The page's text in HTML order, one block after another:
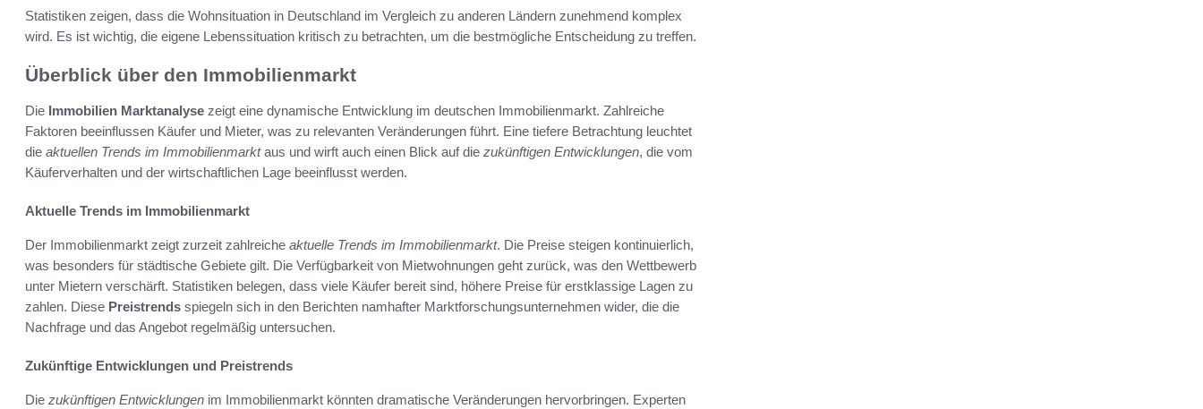
Statistiken zeigen, dass die Wohnsituation in Deutschland im Vergleich zu anderen Ländern zunehmend komplex
wird. Es ist wichtig, die eigene Lebenssituation kritisch zu betrachten, um die bestmögliche Entscheidung zu treffen.
Überblick über den Immobilienmarkt
Die Immobilien Marktanalyse zeigt eine dynamische Entwicklung im deutschen Immobilienmarkt. Zahlreiche
Faktoren beeinflussen Käufer und Mieter, was zu relevanten Veränderungen führt. Eine tiefere Betrachtung leuchtet
die aktuellen Trends im Immobilienmarktaus und wirft auch einen Blick auf die zukünftigen Entwicklungen, die vom
Käuferverhalten und der wirtschaftlichen Lage beeinflusst werden.
Aktuelle Trends im Immobilienmarkt
Der Immobilienmarkt zeigt zurzeit zahlreiche aktuelle Trends im Immobilienmarkt. Die Preise steigen kontinuierlich,
was besonders für städtische Gebiete gilt. Die Verfügbarkeit von Mietwohnungen geht zurück, was den Wettbewerb
unter Mietern verschärft. Statistiken belegen, dass viele Käufer bereit sind, höhere Preise für erstklassige Lagen zu
zahlen. Diese Preistrends spiegeln sich in den Berichten namhafter Marktforschungsunternehmen wider, die die
Nachfrage und das Angebot regelmäßig untersuchen.
Zukünftige Entwicklungen und Preistrends
Die zukünftigen Entwicklungen im Immobilienmarkt könnten dramatische Veränderungen hervorbringen. Experten